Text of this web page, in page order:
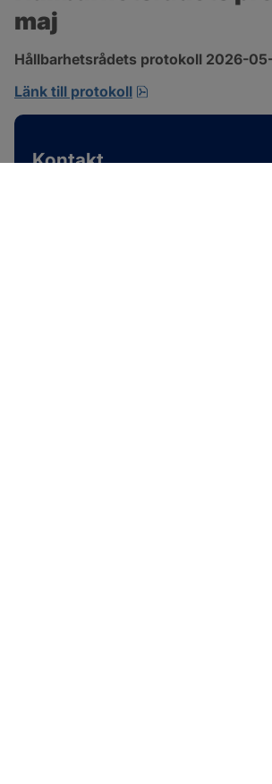
maj
Hållbarhetsrådets protokoll 2026-
Länk till protokoll
Kontakt